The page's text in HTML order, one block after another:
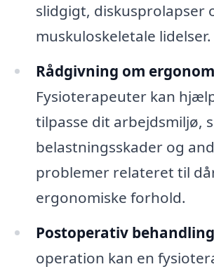
slidgigt, diskusprolapser
muskuloskeletale lidelser.
Rådgivning om
Fysioterapeuter kan
tilpasse dit arbejdsmiljø,
belastningsskader og
problemer relateret til
ergonomiske forhold.
Postoperativ
operation kan en